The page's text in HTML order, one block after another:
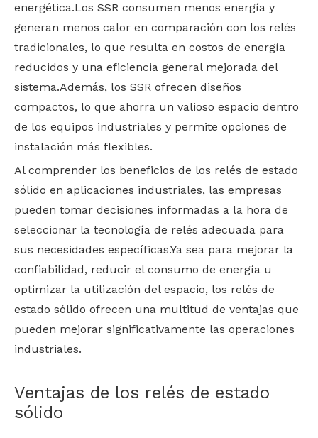
energética.Los SSR consumen menos energía y
generan menos calor en comparación con los relés
tradicionales, lo que resulta en costos de energía
reducidos y una eficiencia general mejorada del
sistema.Además, los SSR ofrecen diseños
compactos, lo que ahorra un valioso espacio dentro
de los equipos industriales y permite opciones de
instalación más flexibles.
Al comprender los beneficios de los relés de estado
sólido en aplicaciones industriales, las empresas
pueden tomar decisiones informadas a la hora de
seleccionar la tecnología de relés adecuada para
sus necesidades específicas.Ya sea para mejorar la
confiabilidad, reducir el consumo de energía u
optimizar la utilización del espacio, los relés de
estado sólido ofrecen una multitud de ventajas que
pueden mejorar significativamente las operaciones
industriales.
Ventajas de los relés de estado
sólido